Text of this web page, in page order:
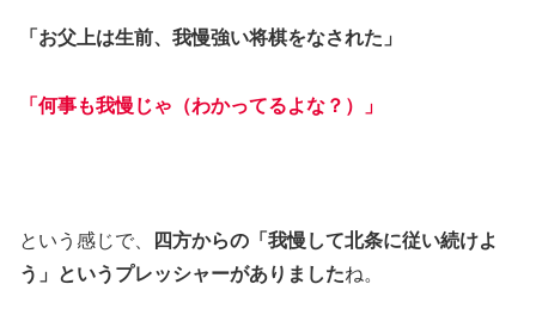
「お父上は生前、我慢強い将棋をなされた」
「何事も我慢じゃ（わかってるよな？）」
という感じで、
四方からの「我慢して北条に従い続けよ
う」というプレッシャーがありましたね。